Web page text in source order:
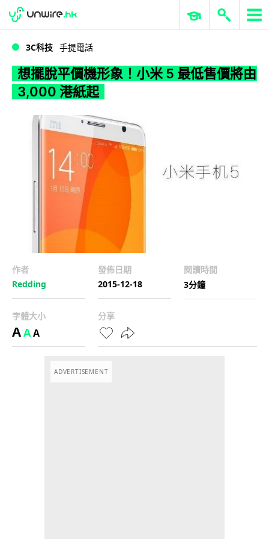
WWDC 2026 ERP 與商業 AI
3C科技 手提電話
想擺脫平價機形象！小米 5 最低售價將由
3,000 港紙起
作者
Redding
發佈日期
2015-12-18
閱讀時間
3分鐘
字體大小
AAA
分享
ADVERTISEMENT